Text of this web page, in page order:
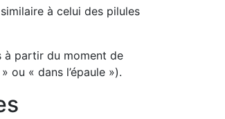
à celui des pilules
à partir du moment de
ou « dans l’épaule »).